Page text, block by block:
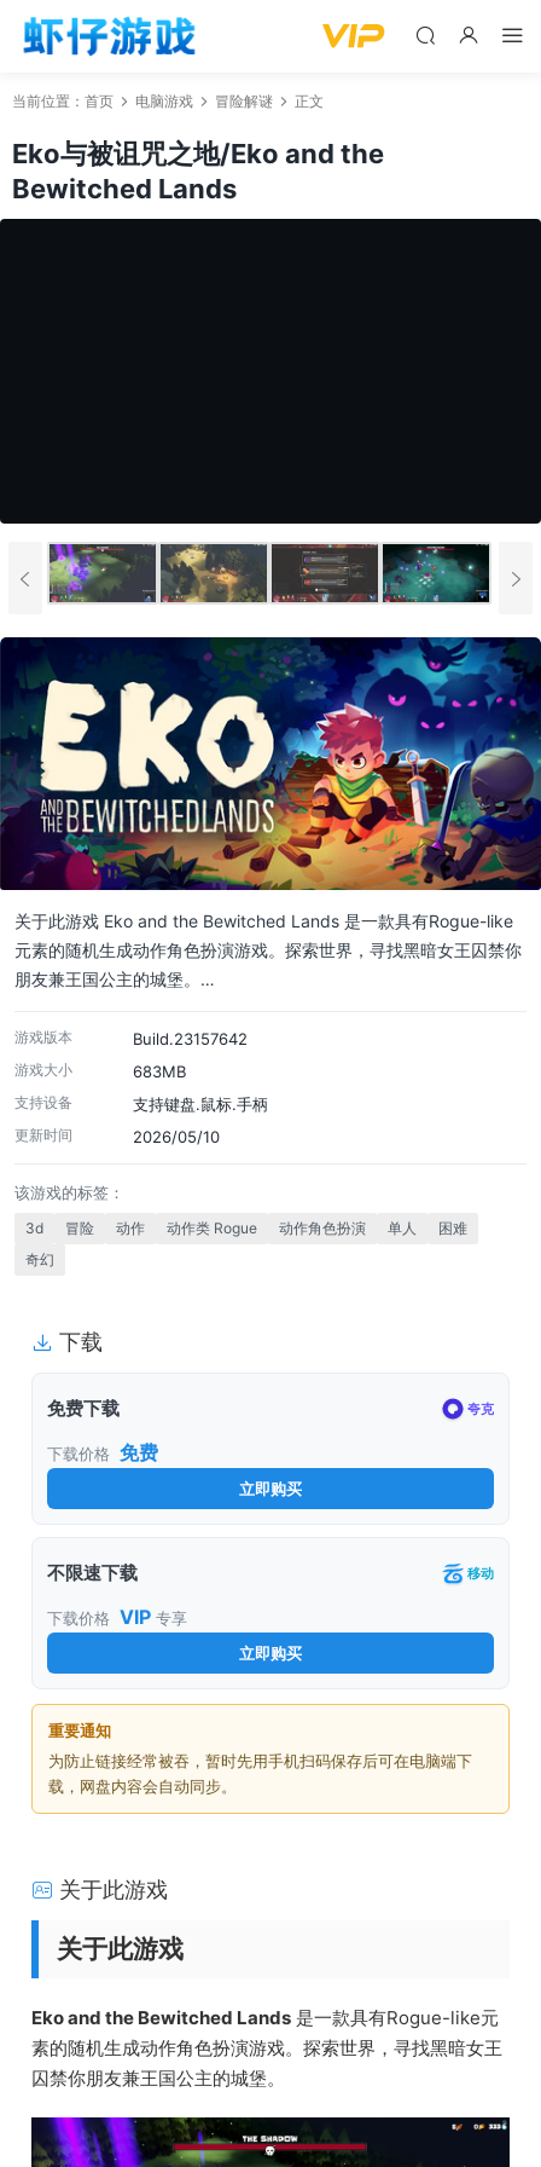
当前位置： 首页 电脑游戏 冒险解谜 正文
Eko与被诅咒之地/Eko and the
Bewitched Lands
关于此游戏 Eko and the Bewitched Lands 是一款具有Rogue-like
元素的随机生成动作角色扮演游戏。探索世界，寻找黑暗女王囚禁你
朋友兼王国公主的城堡。…
游戏版本 Build.23157642
游戏大小 683MB
支持设备 支持键盘.鼠标.手柄
更新时间 2026/05/10
该游戏的标签：
3d 冒险 动作 动作类 Rogue 动作角色扮演 单人
困难
奇幻
下载
免费下载 夸克
下载价格 免费
立即购买
不限速下载 移动
下载价格 VIP 专享
立即购买
重要通知
为防止链接经常被吞，暂时先用手机扫码保存后可在电脑端下
载，网盘内容会自动同步。
关于此游戏
关于此游戏
Eko and the Bewitched Lands 是一款具有Rogue-like元
素的随机生成动作角色扮演游戏。探索世界，寻找黑暗女王
囚禁你朋友兼王国公主的城堡。